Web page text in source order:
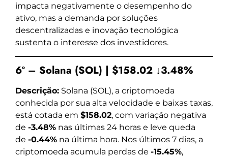
impacta negativamente o desempenho do
ativo, mas a demanda por soluções
descentralizadas e inovação tecnológica
sustenta o interesse dos investidores.
6º – Solana (SOL) | $158.02 ↓3.48%
Descrição: Solana (SOL), a criptomoeda
conhecida por sua alta velocidade e baixas taxas,
está cotada em $158.02, com variação negativa
de -3.48% nas últimas 24 horas e leve queda
de -0.44% na última hora. Nos últimos 7 dias, a
criptomoeda acumula perdas de -15.45%,